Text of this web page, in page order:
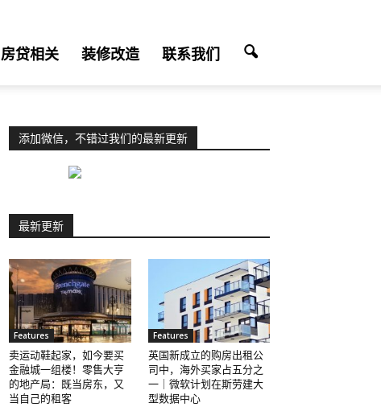
房贷相关 装修改造 联系我们
添加微信，不错过我们的最新更新
最新更新
Features
卖运动鞋起家，如今要买
金融城一组楼！零售大亨
的地产局：既当房东，又
当自己的租客
Features
英国新成立的购房出租公
司中，海外买家占五分之
一｜微软计划在斯劳建大
型数据中心